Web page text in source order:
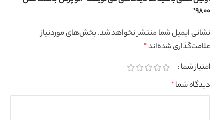
9800”
نشانی ایمیل شما منتشر نخواهد شد.بخش‌های موردنیاز
علامت‌گذاری شده‌اند*
امتیاز شما
دیدگاه شما*